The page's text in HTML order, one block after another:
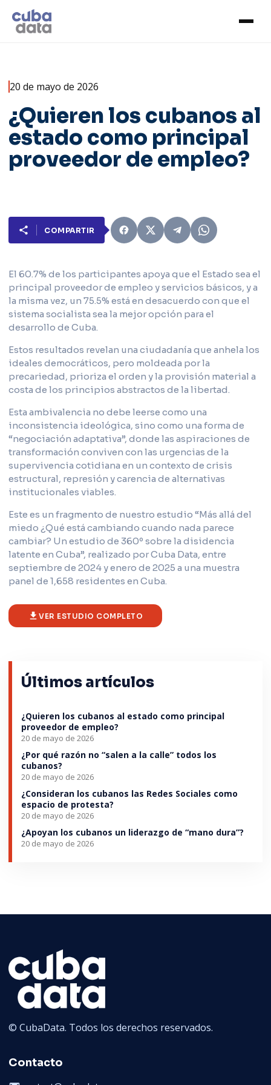
20 de mayo de 2026
¿Quieren los cubanos al
estado como principal
proveedor de empleo?
COMPARTIR
El 60.7% de los participantes apoya que el Estado sea el
principal proveedor de empleo y servicios básicos, y a
la misma vez, un 75.5% está en desacuerdo con que el
sistema socialista sea la mejor opción para el
desarrollo de Cuba.
Estos resultados revelan una ciudadanía que anhela los
ideales democráticos, pero moldeada por la
precariedad, prioriza el orden y la provisión material a
costa de los principios abstractos de la libertad.
Esta ambivalencia no debe leerse como una
inconsistencia ideológica, sino como una forma de
“negociación adaptativa”, donde las aspiraciones de
transformación conviven con las urgencias de la
supervivencia cotidiana en un contexto de crisis
estructural, represión y carencia de alternativas
institucionales viables.
Este es un fragmento de nuestro estudio “Más allá del
miedo ¿Qué está cambiando cuando nada parece
cambiar? Un estudio de 360º sobre la disidencia
latente en Cuba”, realizado por Cuba Data, entre
septiembre de 2024 y enero de 2025 a una muestra
panel de 1,658 residentes en Cuba.
VER ESTUDIO COMPLETO
Últimos artículos
¿Quieren los cubanos al estado como principal
proveedor de empleo?
20 de mayo de 2026
¿Por qué razón no “salen a la calle” todos los
cubanos?
20 de mayo de 2026
¿Consideran los cubanos las Redes Sociales como
espacio de protesta?
20 de mayo de 2026
¿Apoyan los cubanos un liderazgo de “mano dura”?
20 de mayo de 2026
© CubaData. Todos los derechos reservados.
Contacto